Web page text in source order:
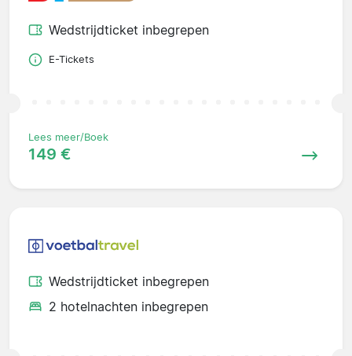
Wedstrijdticket inbegrepen
E-Tickets
Lees meer/Boek
149 €
Wedstrijdticket inbegrepen
2 hotelnachten inbegrepen